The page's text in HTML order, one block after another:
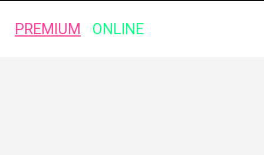
PREMIUM ONLINE